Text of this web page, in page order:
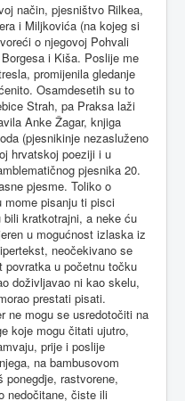
način, pjesništvo Rilkea,
i Miljkovića (na kojeg si
o njegovoj Pohvali
i Kiša. Poslije me
promijenila gledanje
Osamdesetih su to
Strah, pa Praksa laži
Anke Žagar, knjiga
(pjesnikinje nezasluženo
hrvatskoj poeziji i u
pjesnika 20.
pjesme. Toliko o
mome pisanju ti pisci
kratkotrajni, a neke ću
u mogućnost izlaska iz
neočekivano se
povratka u početnu točku
doživljavao ni kao skelu,
prestati pisati.
ne mogu se usredotočiti na
koje mogu čitati ujutro,
prije i poslije
na bambusovom
rastvorene,
nedočitane, čiste ili